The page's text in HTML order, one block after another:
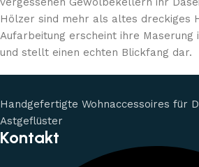
Hölzer sind mehr als altes dreckiges
Aufarbeitung erscheint ihre Maserung
und stellt einen echten Blickfang dar.
Handgefertigte Wohnaccessoires für
Astgeflüster
Kontakt